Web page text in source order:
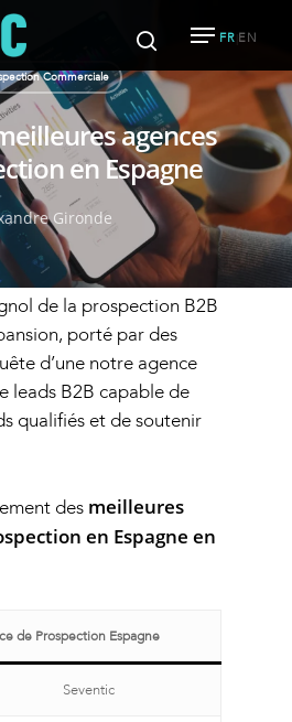
or ESC to close
FR EN
Commerciale
agences
en Espagne
Gironde
de la prospection B2B
porté par des
d’une notre agence
leads B2B capable de
qualifiés et de soutenir
des meilleures
en Espagne en
de Prospection Espagne
Seventic